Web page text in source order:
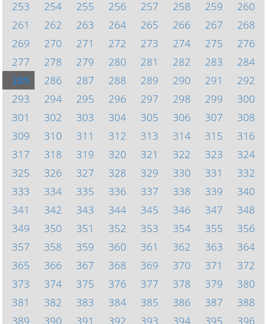
253
254 255 256 257 258 259
260
261
262 263 264 265 266 267
268
269
270 271 272 273 274 275
276
277
278 279 280 281 282 283
284
285
286 287 288 289 290 291
292
293
294 295 296 297 298 299
300
301
302 303 304 305 306 307
308
309
310 311 312 313 314 315
316
317
318 319 320 321 322 323
324
325
326 327 328 329 330 331
332
333
334 335 336 337 338 339
340
341
342 343 344 345 346 347
348
349
350 351 352 353 354 355
356
357
358 359 360 361 362 363
364
365
366 367 368 369 370 371
372
373
374 375 376 377 378 379
380
381
382 383 384 385 386 387
388
389
390 391 392 393 394 395 396